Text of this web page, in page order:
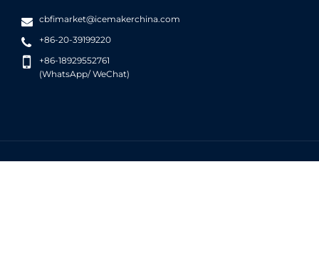
cbfimarket@icemakerchina.com
+86-20-39199220
+86-18929552761
(WhatsApp/ WeChat)